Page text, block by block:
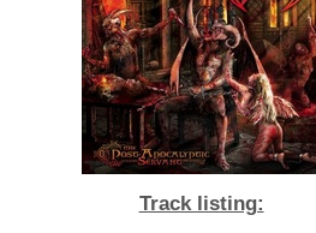
Track listing: